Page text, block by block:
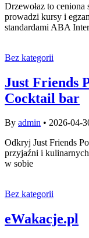
Drzewołaz to ceniona
prowadzi kursy i
standardami ABA
Bez kategorii
Just Friends
Cocktail bar
By admin • 2026-04-
Odkryj Just Friends
przyjaźni i kulinarnych
w sobie
Bez kategorii
eWakacje.pl